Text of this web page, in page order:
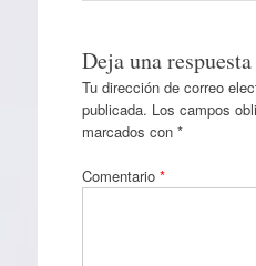
Deja una respuesta
Tu dirección de correo
publicada. Los campos
marcados con *
Comentario *